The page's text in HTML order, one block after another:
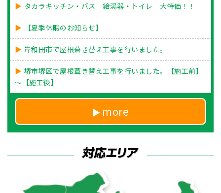
タカラキッチン・バス 給湯器・トイレ 大特価！！
【夏季休暇のお知らせ】
岸和田市で屋根葺き替え工事を行いました。
堺市堺区で屋根葺き替え工事を行いました。【施工前】
～【施工後】
more